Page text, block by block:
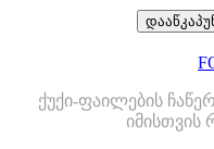
ქუქი-ფაილების